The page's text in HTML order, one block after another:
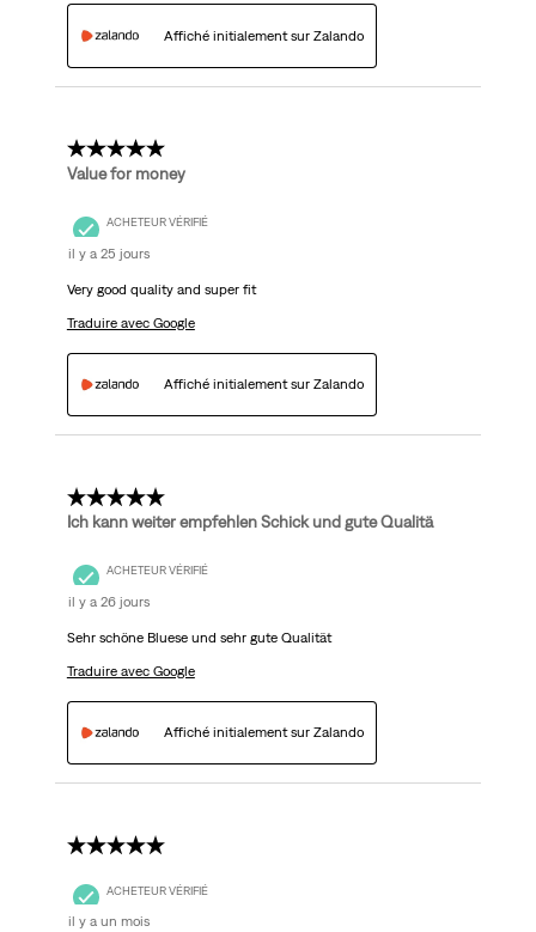
Affiché initialement sur Zalando
5 étoile(s) sur 5.
Value for money
ACHETEUR VÉRIFIÉ
il y a 25 jours
Very good quality and super fit
Traduire avec Google
Affiché initialement sur Zalando
5 étoile(s) sur 5.
Ich kann weiter empfehlen Schick und gute Qualitä
ACHETEUR VÉRIFIÉ
il y a 26 jours
Sehr schöne Bluese und sehr gute Qualität
Traduire avec Google
Affiché initialement sur Zalando
5 étoile(s) sur 5.
ACHETEUR VÉRIFIÉ
il y a un mois